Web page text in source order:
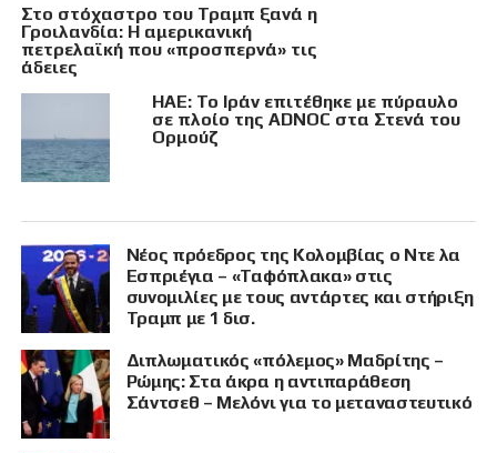
Στο στόχαστρο του Τραμπ ξανά η
Γροιλανδία: Η αμερικανική
πετρελαϊκή που «προσπερνά» τις
άδειες
ΗΑΕ: Το Ιράν επιτέθηκε με πύραυλο
σε πλοίο της ADNOC στα Στενά του
Ορμούζ
Νέος πρόεδρος της Κολομβίας ο Ντε λα
Εσπριέγια – «Ταφόπλακα» στις
συνομιλίες με τους αντάρτες και στήριξη
Τραμπ με 1 δισ.
Διπλωματικός «πόλεμος» Μαδρίτης –
Ρώμης: Στα άκρα η αντιπαράθεση
Σάντσεθ – Μελόνι για το μεταναστευτικό